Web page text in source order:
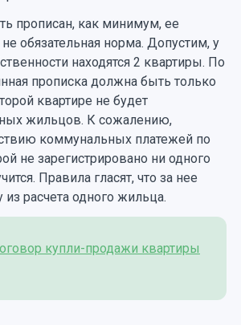
прописан, как минимум, ее
обязательная норма. Допустим, у
находятся 2 квартиры. По
прописка должна быть только
квартире не будет
жильцов. К сожалению,
коммунальных платежей по
не зарегистрировано ни одного
Правила гласят, что за нее
из расчета одного жильца.
купли-продажи квартиры